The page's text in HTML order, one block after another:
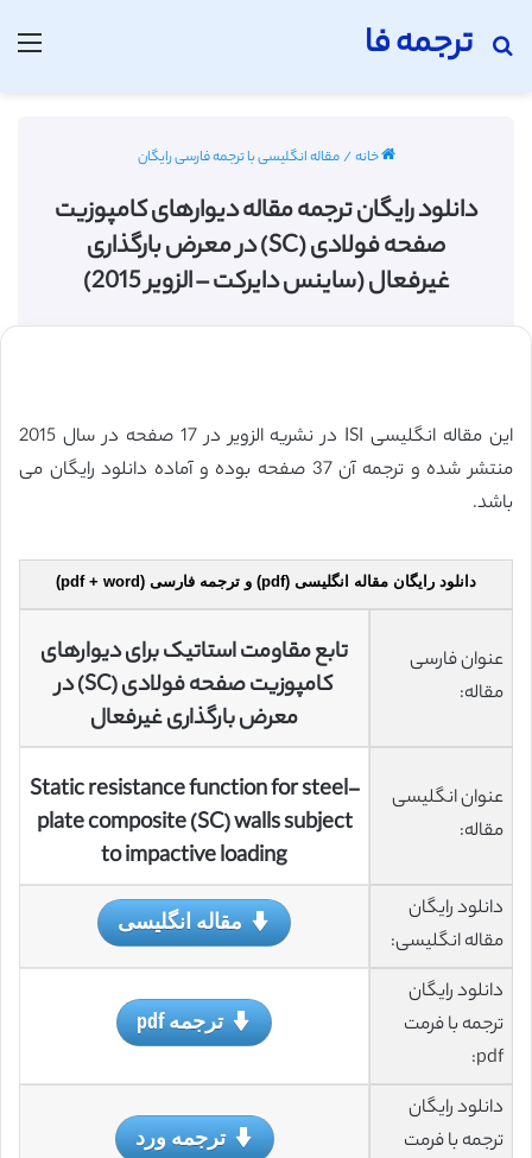
ترجمه فا
جستجو برای
خانه/مقاله انگلیسی با ترجمه فارسی رایگان
دانلود رایگان ترجمه مقاله دیوارهای کامپوزیت
صفحه فولادی (SC) در معرض بارگذاری
غیرفعال (ساینس دایرکت – الزویر 2015)
این مقاله انگلیسی ISI در نشریه الزویر در 17 صفحه در سال 2015
منتشر شده و ترجمه آن 37 صفحه بوده و آماده دانلود رایگان می
باشد.
دانلود رایگان مقاله انگلیسی (pdf) و ترجمه فارسی (pdf + word)
عنوان فارسی
مقاله:
تابع مقاومت استاتیک برای دیوارهای
کامپوزیت صفحه فولادی (SC) در
معرض بارگذاری غیرفعال
عنوان انگلیسی
مقاله:
Static resistance function for steel-
plate composite (SC) walls subject
to impactive loading
دانلود رایگان
مقاله انگلیسی:
مقاله انگلیسی
دانلود رایگان
ترجمه با فرمت
pdf:
ترجمه pdf
دانلود رایگان
ترجمه با فرمت
ترجمه ورد